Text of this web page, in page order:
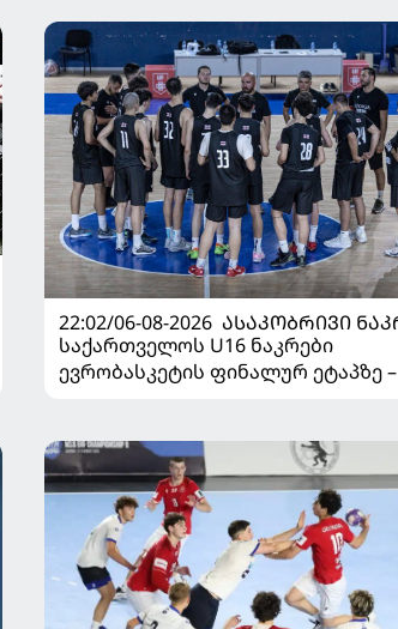
22:02/06-08-2026 ᲐᲡᲐᲙᲝᲑᲠᲘᲕᲘ
საქართველოს U16 ნაკრები
ევრობასკეტის ფინალურ ეტაპზე –